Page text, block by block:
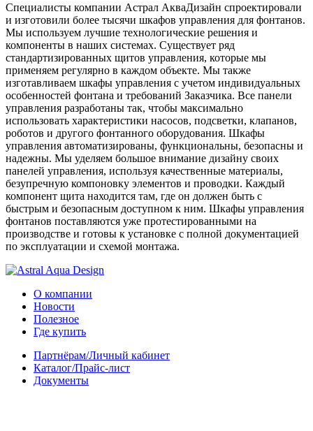
Специалисты компании Астрал АкваДизайн спроектировали
и изготовили более тысячи шкафов управления для фонтанов.
Мы используем лучшие технологические решения и
компоненты в наших системах. Существует ряд
стандартизированных щитов управления, которые мы
применяем регулярно в каждом объекте. Мы также
изготавливаем шкафы управления с учетом индивидуальных
особенностей фонтана и требований Заказчика. Все панели
управления разработаны так, чтобы максимально
использовать характеристики насосов, подсветки, клапанов,
роботов и другого фонтанного оборудования. Шкафы
управления автоматизированы, функциональны, безопасны и
надежны. Мы уделяем большое внимание дизайну своих
панелей управления, используя качественные материалы,
безупречную компоновку элементов и проводки. Каждый
компонент щита находится там, где он должен быть с
быстрым и безопасным доступном к ним. Шкафы управления
фонтанов поставляются уже протестированными на
производстве и готовы к установке с полной документацией
по эксплуатации и схемой монтажа.
О компании
Новости
Полезное
Где купить
Партнёрам/Личный кабинет
Каталог/Прайс-лист
Документы